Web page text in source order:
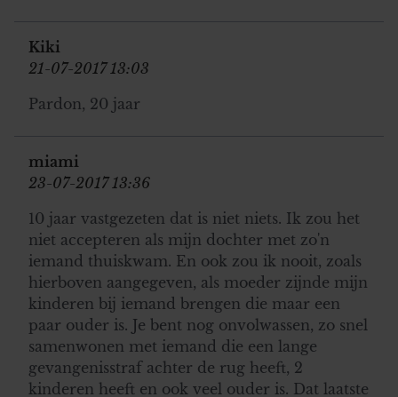
Kiki
21-07-2017 13:03
Pardon, 20 jaar
miami
23-07-2017 13:36
10 jaar vastgezeten dat is niet niets. Ik zou het
niet accepteren als mijn dochter met zo'n
iemand thuiskwam. En ook zou ik nooit, zoals
hierboven aangegeven, als moeder zijnde mijn
kinderen bij iemand brengen die maar een
paar ouder is. Je bent nog onvolwassen, zo snel
samenwonen met iemand die een lange
gevangenisstraf achter de rug heeft, 2
kinderen heeft en ook veel ouder is. Dat laatste